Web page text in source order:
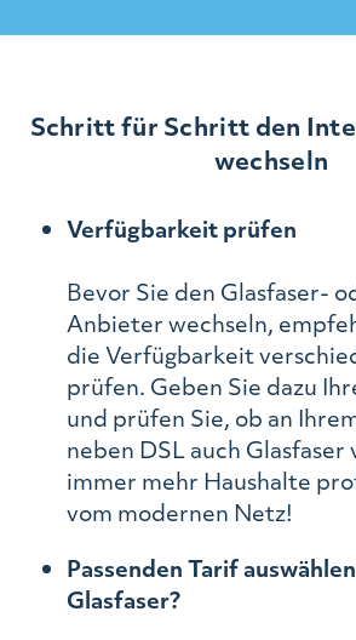
Schritt für Schritt den
wechseln
Verfügbarkeit prüfen
Bevor Sie den Glasfaser-
Anbieter wechseln,
die Verfügbarkeit
prüfen. Geben Sie dazu
und prüfen Sie, ob an
neben DSL auch
immer mehr Haushalte
vom modernen Netz!
Passenden Tarif
Glasfaser?